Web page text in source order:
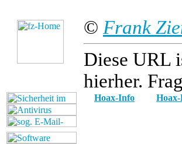
© Frank
Diese URL
hierher.
Hoax-Info